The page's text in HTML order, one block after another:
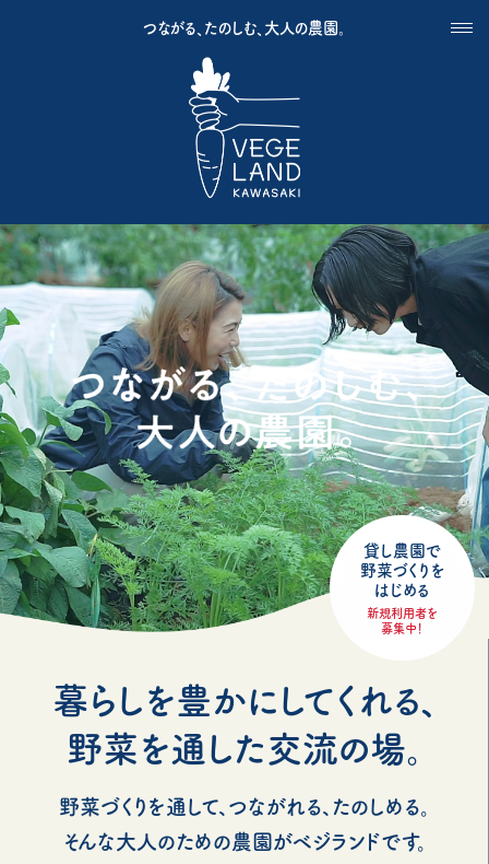
つながる、たのしむ、大人の農園。
貸し農園で
野菜づくりを
はじめる
新規利用者を
募集中！
暮らしを豊かにしてくれる、
野菜を通した交流の場。
野菜づくりを通して、つながれる、たのしめる。
そんな大人のための農園がベジランドです。